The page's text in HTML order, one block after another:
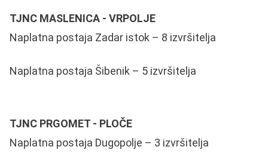
TJNC MASLENICA - VRPOLJE
Naplatna postaja Zadar istok – 8 izvršitelja
Naplatna postaja Šibenik – 5 izvršitelja
TJNC PRGOMET - PLOČE
Naplatna postaja Dugopolje – 3 izvršitelja